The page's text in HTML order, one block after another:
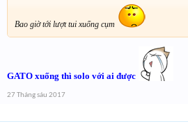
Bao giờ tới lượt tui xuống cụm
GATO xuống thì solo với ai được
27 Tháng sáu 2017